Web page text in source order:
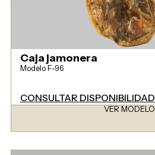
Caja jamonera
Modelo F-96
CONSULTAR DISPONIBILIDAD
VER MODELO